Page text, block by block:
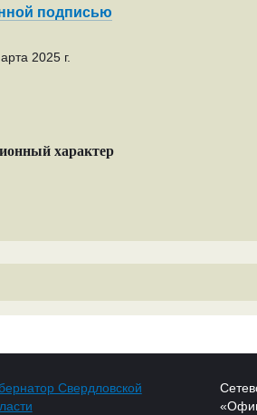
подписью
2025 г.
характер
Свердловской